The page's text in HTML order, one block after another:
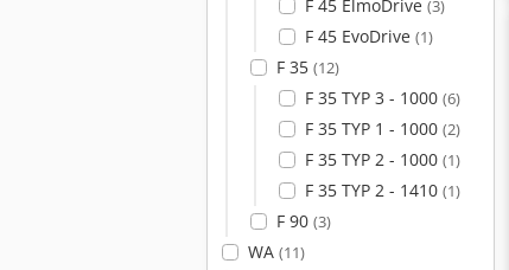
F 45 ElmoDrive (3)
F 45 EvoDrive (1)
F 35 (12)
F 35 TYP 3 - 1000 (6)
F 35 TYP 1 - 1000 (2)
F 35 TYP 2 - 1000 (1)
F 35 TYP 2 - 1410 (1)
F 90 (3)
WA (11)